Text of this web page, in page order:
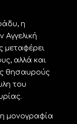
η
μεταφέρει
αλλά και
θησαυρούς
του
μονογραφία